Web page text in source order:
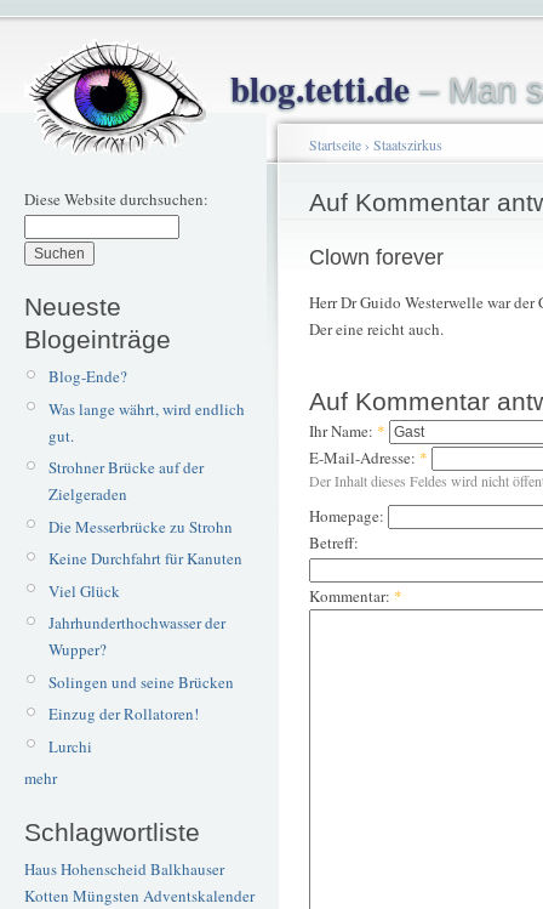
blog.tetti.de– Man
Diese Website durchsuchen:
Neueste
Blogeinträge
Blog-Ende?
Was lange währt, wird endlich
gut.
Strohner Brücke auf der
Zielgeraden
Die Messerbrücke zu Strohn
Keine Durchfahrt für Kanuten
Viel Glück
Jahrhunderthochwasser der
Wupper?
Solingen und seine Brücken
Einzug der Rollatoren!
Lurchi
mehr
Schlagwortliste
Haus Hohenscheid Balkhauser
Kotten Müngsten Adventskalender
Startseite› Staatszirkus
Auf Kommentar
Clown forever
Herr Dr Guido Westerwelle war
Der eine reicht auch.
Auf Kommentar
Ihr Name: *
E-Mail-Adresse: *
Der Inhalt dieses Feldes wird nicht
Homepage:
Betreff:
Kommentar: *